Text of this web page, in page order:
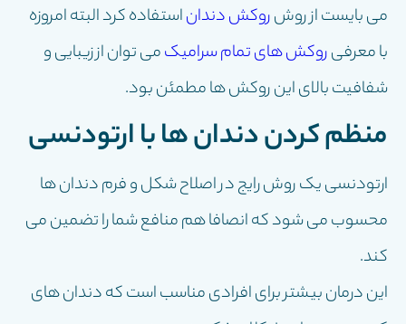
می بایست از روشروکش دنداناستفاده کرد البته امروزه
با معرفیروکش های تمام سرامیکمی توان از زیبایی و
شفافیت بالای این روکش ها مطمئن بود.
منظم کردن دندان ها با ارتودنسی
ارتودنسی یک روش رایج در اصلاح شکل و فرم دندان ها
محسوب می شود که انصافا هم منافع شما را تضمین می
کند.
این درمان بیشتر برای افرادی مناسب است که دندان های